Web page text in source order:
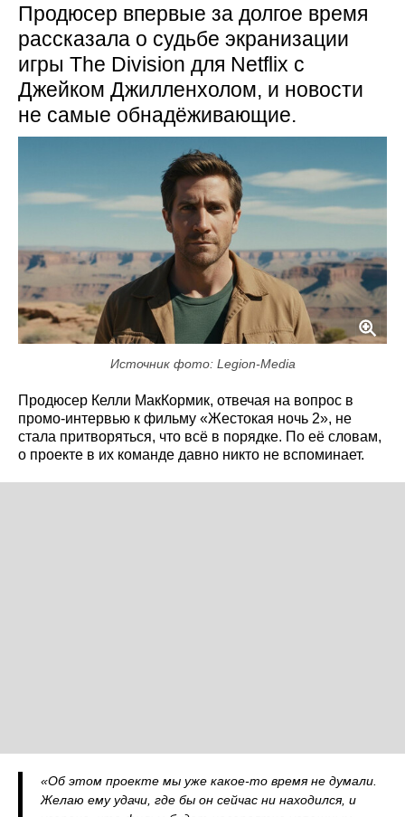
Продюсер впервые за долгое время
рассказала о судьбе экранизации
игры The Division для Netflix с
Джейком Джилленхолом, и новости
не самые обнадёживающие.
Источник фото: Legion-Media
Продюсер Келли МакКормик, отвечая на вопрос в
промо-интервью к фильму «Жестокая ночь 2», не
стала притворяться, что всё в порядке. По её словам,
о проекте в их команде давно никто не вспоминает.
«Об этом проекте мы уже какое-то время не думали.
Желаю ему удачи, где бы он сейчас ни находился, и